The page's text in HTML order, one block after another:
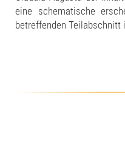
eine schematische
betreffenden Teilabschnitt